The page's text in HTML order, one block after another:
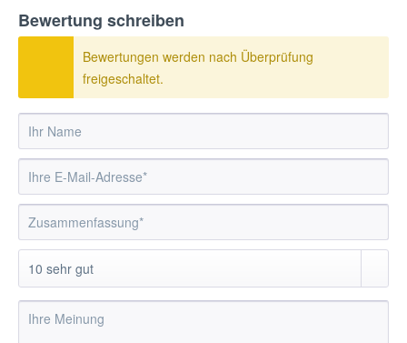
Bewertung schreiben
Bewertungen werden nach Überprüfung
freigeschaltet.